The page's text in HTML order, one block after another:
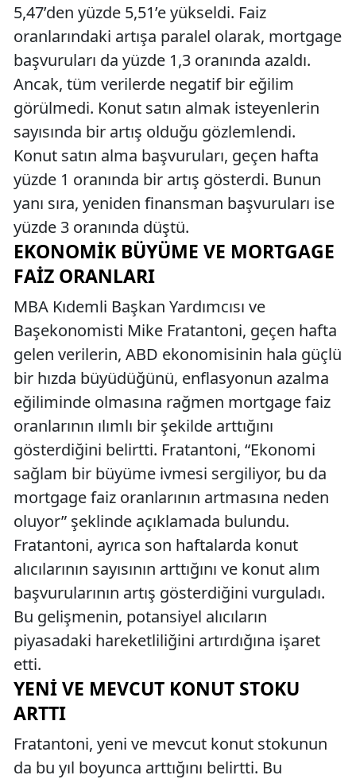
5,47’den yüzde 5,51’e yükseldi. Faiz
oranlarındaki artışa paralel olarak, mortgage
başvuruları da yüzde 1,3 oranında azaldı.
Ancak, tüm verilerde negatif bir eğilim
görülmedi. Konut satın almak isteyenlerin
sayısında bir artış olduğu gözlemlendi.
Konut satın alma başvuruları, geçen hafta
yüzde 1 oranında bir artış gösterdi. Bunun
yanı sıra, yeniden finansman başvuruları ise
yüzde 3 oranında düştü.
EKONOMIK BÜYÜME VE MORTGAGE
FAIZ ORANLARI
MBA Kıdemli Başkan Yardımcısı ve
Başekonomisti Mike Fratantoni, geçen hafta
gelen verilerin, ABD ekonomisinin hala güçlü
bir hızda büyüdüğünü, enflasyonun azalma
eğiliminde olmasına rağmen mortgage faiz
oranlarının ılımlı bir şekilde arttığını
gösterdiğini belirtti. Fratantoni, “Ekonomi
sağlam bir büyüme ivmesi sergiliyor, bu da
mortgage faiz oranlarının artmasına neden
oluyor” şeklinde açıklamada bulundu.
Fratantoni, ayrıca son haftalarda konut
alıcılarının sayısının arttığını ve konut alım
başvurularının artış gösterdiğini vurguladı.
Bu gelişmenin, potansiyel alıcıların
piyasadaki hareketliliğini artırdığına işaret
etti.
YENI VE MEVCUT KONUT STOKU
ARTTI
Fratantoni, yeni ve mevcut konut stokunun
da bu yıl boyunca arttığını belirtti. Bu